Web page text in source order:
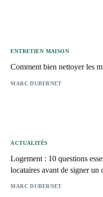
ENTRETIEN MAISON
Comment bien nettoyer les
MARC DUBERNET
ACTUALITÉS
Logement : 10 questions
locataires avant de signer un
MARC DUBERNET